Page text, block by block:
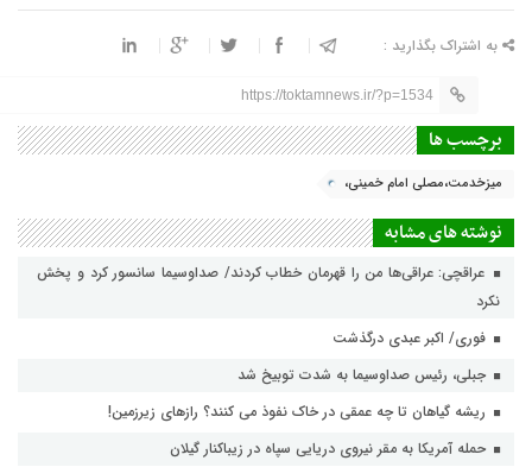
به اشتراک بگذارید :
https://toktamnews.ir/?p=1534
برچسب ها
میزخدمت،مصلی امام خمینی،
نوشته های مشابه
عراقچی: عراقی‌ها من را قهرمان خطاب کردند/ صداوسیما سانسور کرد و پخش
نکرد
فوری/ اکبر عبدی درگذشت
جبلی، رئیس صداوسیما به شدت توبیخ شد
ریشه گیاهان تا چه عمقی در خاک نفوذ می کنند؟ رازهای زیرزمین!
حمله آمریکا به مقر نیروی دریایی سپاه در زیباکنار گیلان